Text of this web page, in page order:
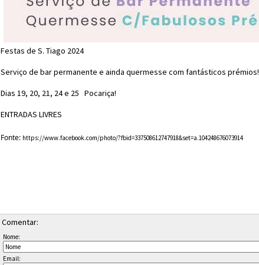
Festas de S. Tiago 2024
Serviço de bar permanente e ainda quermesse com fantásticos prémios!
Dias 19, 20, 21, 24 e 25 Pocariça!
ENTRADAS LIVRES
Fonte: https://www.facebook.com/photo/?fbid=337508612747918&set=a.104248676073914
Comentar:
Nome:
Email: